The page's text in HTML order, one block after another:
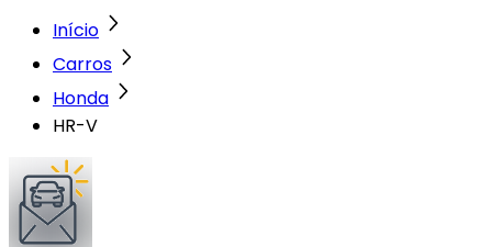
Início
Carros
Honda
HR-V